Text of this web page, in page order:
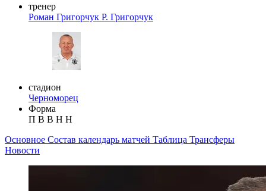
тренер
Роман Григорчук Р. Григорчук
стадион
Черноморец
Форма
П В В Н Н
Основное Состав календарь матчей Таблица Трансферы
Новости